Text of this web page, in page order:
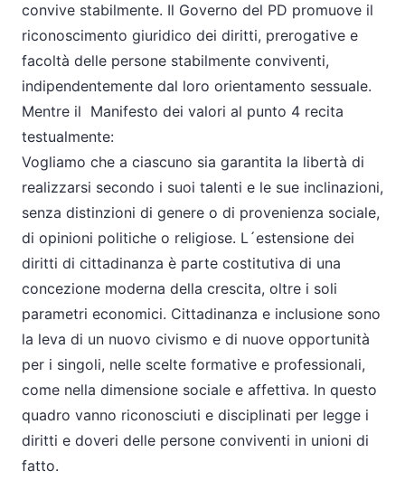
convive stabilmente. Il Governo del PD promuove il
riconoscimento giuridico dei diritti, prerogative e
facoltà delle persone stabilmente conviventi,
indipendentemente dal loro orientamento sessuale.
Mentre il Manifesto dei valori al punto 4 recita
testualmente:
Vogliamo che a ciascuno sia garantita la libertà di
realizzarsi secondo i suoi talenti e le sue inclinazioni,
senza distinzioni di genere o di provenienza sociale,
di opinioni politiche o religiose. L´estensione dei
diritti di cittadinanza è parte costitutiva di una
concezione moderna della crescita, oltre i soli
parametri economici. Cittadinanza e inclusione sono
la leva di un nuovo civismo e di nuove opportunità
per i singoli, nelle scelte formative e professionali,
come nella dimensione sociale e affettiva. In questo
quadro vanno riconosciuti e disciplinati per legge i
diritti e doveri delle persone conviventi in unioni di
fatto.